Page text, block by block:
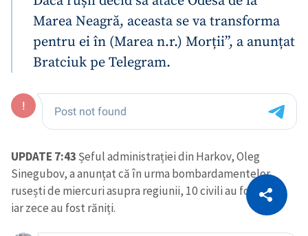
Copiază Link
Marea Neagră, aceasta se va transforma
pentru ei în (Marea n.r.) Morții”, a anunțat
Bratciuk pe Telegram.
UPDATE 7:43 Șeful administrației din Harkov, Oleg
Sinegubov, a anunțat că în urma bombardamentelor
rusești de miercuri asupra regiunii, 10 civili au fost uciși,
iar zece au fost răniți.
CITEȘTE